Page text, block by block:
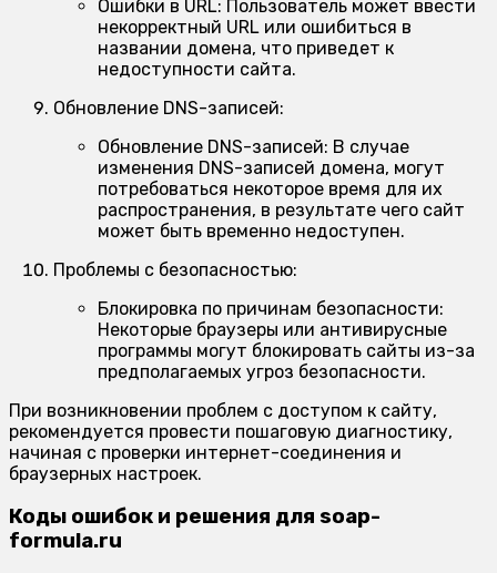
Ошибки в URL: Пользователь может ввести
некорректный URL или ошибиться в
названии домена, что приведет к
недоступности сайта.
Обновление DNS-записей:
Обновление DNS-записей: В случае
изменения DNS-записей домена, могут
потребоваться некоторое время для их
распространения, в результате чего сайт
может быть временно недоступен.
Проблемы с безопасностью:
Блокировка по причинам безопасности:
Некоторые браузеры или антивирусные
программы могут блокировать сайты из-за
предполагаемых угроз безопасности.
При возникновении проблем с доступом к сайту,
рекомендуется провести пошаговую диагностику,
начиная с проверки интернет-соединения и
браузерных настроек.
Коды ошибок и решения для soap-
formula.ru